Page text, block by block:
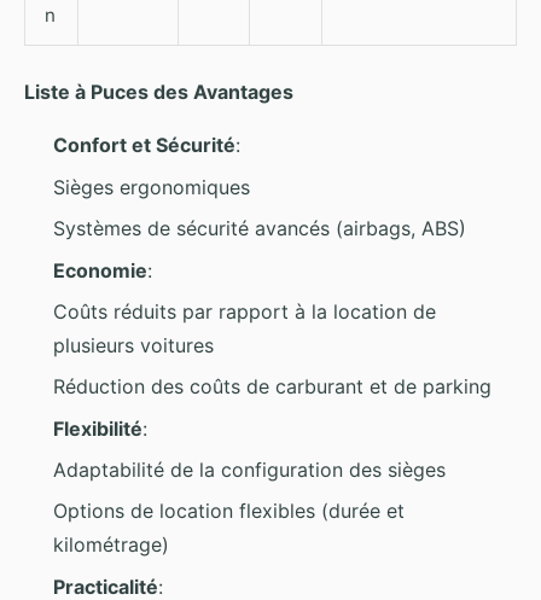
n
Liste à Puces des Avantages
Confort et Sécurité:
Sièges ergonomiques
Systèmes de sécurité avancés (airbags, ABS)
Economie:
Coûts réduits par rapport à la location de
plusieurs voitures
Réduction des coûts de carburant et de parking
Flexibilité:
Adaptabilité de la configuration des sièges
Options de location flexibles (durée et
kilométrage)
Practicalité: